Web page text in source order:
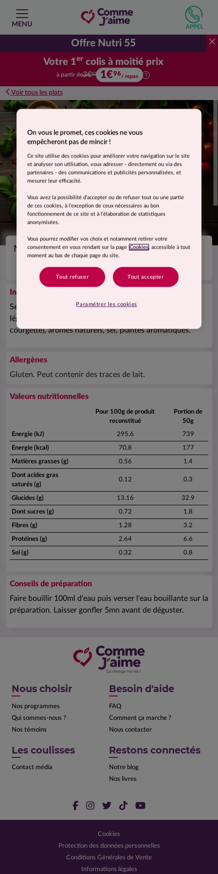
MENU
Offre Nutri 55
Votre 1er colis à moitié prix
Votre premier colis à moitié prix.
à partir de3€92 1€96/ repas
Voir tous les plats
Suggestion de présentation. Photo non contractuelle.
Mélange de blé et quinoa aux légumes grillés
Ingrédients
Semoule de
dur (gluten) 71%, quinoa blanc 20,6%,
légumes déshydratés (poivrons, oignon, tomate,
courgette), arômes naturels, sel, plantes aromatiques.
Allergènes
Gluten. Peut contenir des traces de lait.
Valeurs nutritionnelles
Pour 100g de produit
reconstitué
Portion de
50g
Energie (kJ) 295.6 739
Energie (kcal) 70.8 177
Matières grasses (g) 0.56 1.4
Dont acides gras
saturés (g)
0.12 0.3
Glucides (g) 13.16 32.9
Dont sucres (g) 0.72 1.8
Fibres (g) 1.28 3.2
Protéines (g) 2.64 6.6
Sel (g) 0.32 0.8
Conseils de préparation
Faire bouillir 100ml d'eau puis verser l'eau bouillante sur la
préparation. Laisser gonfler 5mn avant de déguster.
Nous choisir
Nos programmes
Qui sommes-nous ?
Nos témoins
Besoin d'aide
FAQ
Comment ça marche ?
Nous contacter
Les coulisses
Contact média
Restons connectés
Notre blog
Nos livres
Cookies
Protection des données personnelles
Conditions Générales de Vente
Informations légales
On vous le promet, ces cookies ne vous
empêcheront pas de mincir !
Ce site utilise des cookies pour améliorer votre navigation sur le site
et analyser son utilisation, vous adresser - directement ou via des
partenaires - des communications et publicités personnalisées, et
mesurer leur efficacité.
Vous avez la possibilité d’accepter ou de refuser tout ou une partie
de ces cookies, à l’exception de ceux nécessaires au bon
fonctionnement de ce site et à l’élaboration de statistiques
anonymisées.
Vous pourrez modifier vos choix et notamment retirer votre
consentement en vous rendant sur la page Cookies, accessible à tout
moment au bas de chaque page du site.
Tout refuser Tout accepter
Paramétrer les cookies